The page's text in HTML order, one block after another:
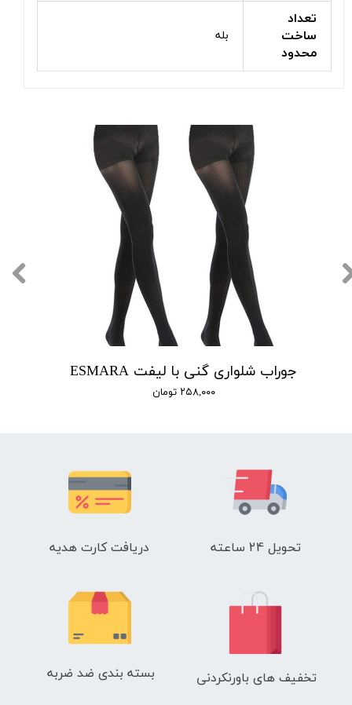
تعداد
ساخت
محدود
بله
جوراب شلواری گنی با لیفت ESMARA
۲۵۸,۰۰۰ تومان
تحویل 24 ساعته دریافت کارت هدیه
تخفیف های باورنکردنی بسته بندی ضد ضربه